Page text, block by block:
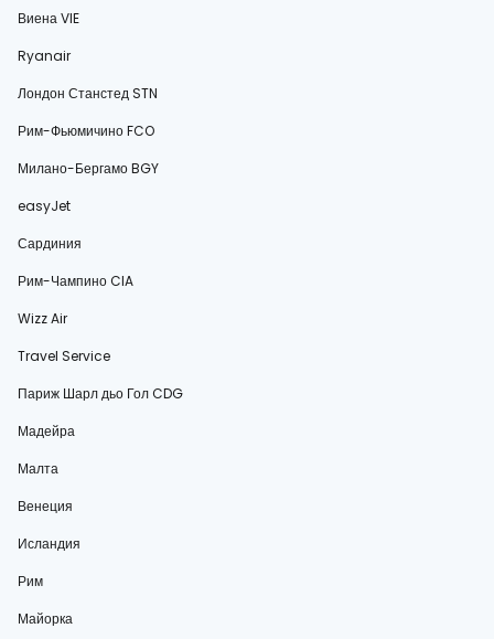
Виена VIE
Ryanair
Лондон Станстед STN
Рим-Фьюмичино FCO
Милано-Бергамо BGY
easyJet
Сардиния
Рим-Чампино CIA
Wizz Air
Travel Service
Париж Шарл дьо Гол CDG
Мадейра
Малта
Венеция
Исландия
Рим
Майорка